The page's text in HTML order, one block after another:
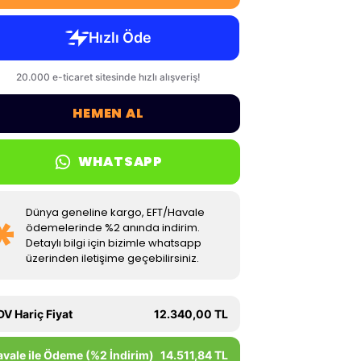
HEMEN AL
WHATSAPP
Dünya geneline kargo, EFT/Havale
ödemelerinde %2 anında indirim.
Detaylı bilgi için bizimle whatsapp
üzerinden iletişime geçebilirsiniz.
Hariç Fiyat 12.340,00 TL
ile Ödeme (%2 İndirim) 14.511,84 TL